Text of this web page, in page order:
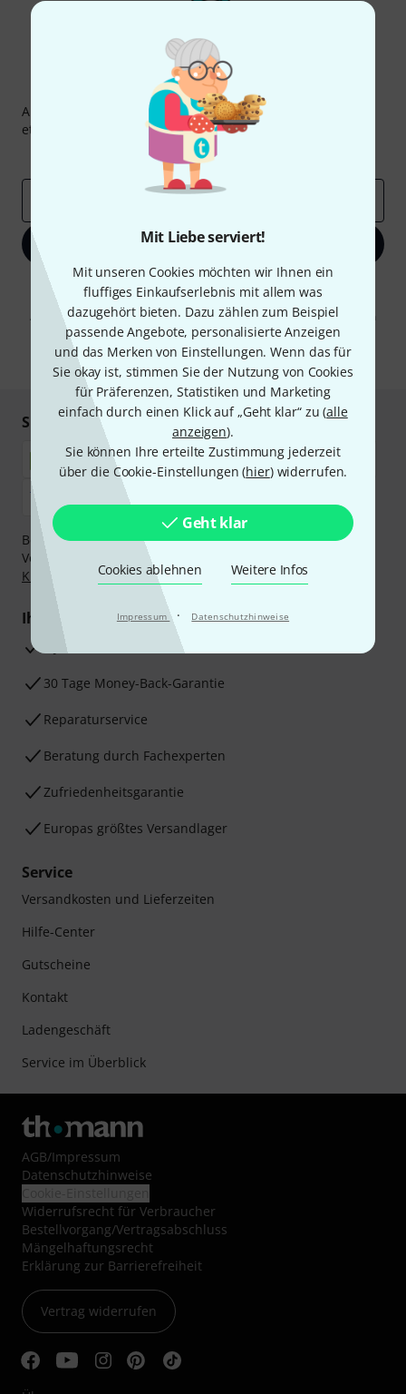
Mit Liebe serviert!
Mit unseren Cookies möchten wir Ihnen ein
fluffiges Einkaufserlebnis mit allem was
dazugehört bieten. Dazu zählen zum Beispiel
passende Angebote, personalisierte Anzeigen
und das Merken von Einstellungen. Wenn das für
Sie okay ist, stimmen Sie der Nutzung von Cookies
für Präferenzen, Statistiken und Marketing
einfach durch einen Klick auf „Geht klar“ zu (alle
anzeigen).
Sie können Ihre erteilte Zustimmung jederzeit
über die Cookie-Einstellungen (hier) widerrufen.
Geht klar
Cookies ablehnen Weitere Infos
Impressum · Datenschutzhinweise
Thomann Newsletter
Abonniere den Thomann Newsletter und gewinne mit
etwas Glück einen von50 Gutscheinenüber jeweils
Inspirierende Beiträge
Deals
Jetzt anmelden
Mit Klick auf „Jetzt anmelden“ stimmen Sie dem Erhalt von E-Mail-
Werbung und einer Messung des E-Mail-Nutzungsverhaltens zu. Die
Abmeldung ist jederzeit möglich. Weitere Informationen finden Sie in
unserenDatenschutzhinweisen.
* Pflichtfeld
Sicher einkaufen & bezahlen
Bezahlen Sie vertraulich und sicher per Nachnahme,
Vorkasse, PayPal, Amazon Pay,
Klarna Ratenzahlungoder Kreditkarte.
Ihre Vorteile
3 Jahre Thomann Garantie
30 Tage Money-Back-Garantie
Reparaturservice
Beratung durch Fachexperten
Zufriedenheitsgarantie
Europas größtes Versandlager
Service
Versandkosten und Lieferzeiten
Hilfe-Center
Gutscheine
Kontakt
Ladengeschäft
Service im Überblick
AGB/Impressum
Datenschutzhinweise
Widerrufsrecht für Verbraucher
Bestellvorgang/Vertragsabschluss
Mängelhaftungsrecht
Erklärung zur Barrierefreiheit
Vertrag widerrufen